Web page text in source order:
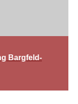
Bargfeld-